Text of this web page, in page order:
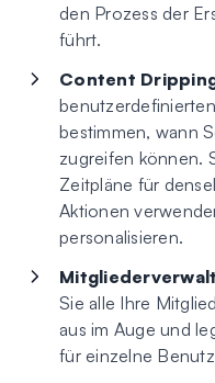
den Prozess der
führt.
Content
bestimmen, wann
zugreifen können.
Zeitpläne für
Aktionen
personalisieren.
Sie alle Ihre
aus im Auge und
für einzelne